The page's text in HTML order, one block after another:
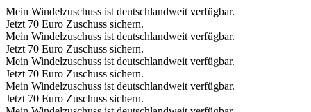
Mein Windelzuschuss ist deutschlandweit verfügbar.
Jetzt 70 Euro Zuschuss sichern.
Mein Windelzuschuss ist deutschlandweit verfügbar.
Jetzt 70 Euro Zuschuss sichern.
Mein Windelzuschuss ist deutschlandweit verfügbar.
Jetzt 70 Euro Zuschuss sichern.
Mein Windelzuschuss ist deutschlandweit verfügbar.
Jetzt 70 Euro Zuschuss sichern.